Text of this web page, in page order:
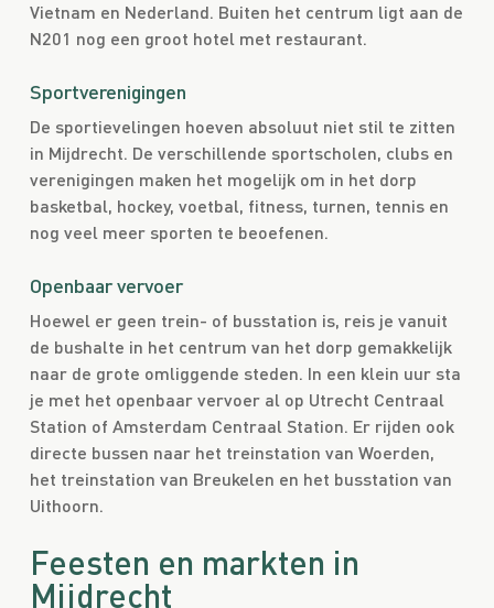
Vietnam en Nederland. Buiten het centrum ligt aan de
N201 nog een groot hotel met restaurant.
Sportverenigingen
De sportievelingen hoeven absoluut niet stil te zitten
in Mijdrecht. De verschillende sportscholen, clubs en
verenigingen maken het mogelijk om in het dorp
basketbal, hockey, voetbal, fitness, turnen, tennis en
nog veel meer sporten te beoefenen.
Openbaar vervoer
Hoewel er geen trein- of busstation is, reis je vanuit
de bushalte in het centrum van het dorp gemakkelijk
naar de grote omliggende steden. In een klein uur sta
je met het openbaar vervoer al op Utrecht Centraal
Station of Amsterdam Centraal Station. Er rijden ook
directe bussen naar het treinstation van Woerden,
het treinstation van Breukelen en het busstation van
Uithoorn.
Feesten en markten in
Mijdrecht